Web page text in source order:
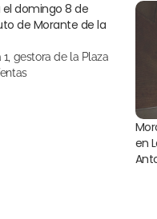
el domingo 8 de
de Morante de la
en